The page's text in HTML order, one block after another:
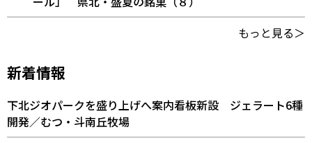
もっと見る＞
新着情報
下北ジオパークを盛り上げへ案内看板新設 ジェラート6種
開発／むつ・斗南丘牧場